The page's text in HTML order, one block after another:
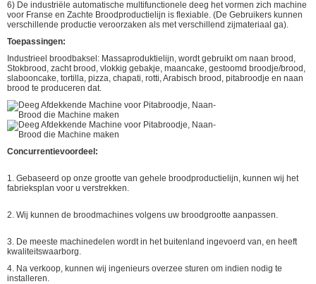
6) De industriële automatische multifunctionele deeg het vormen zich machine
voor Franse en Zachte Broodproductielijn is flexiable. (De Gebruikers kunnen
verschillende productie veroorzaken als met verschillend zijmateriaal ga).
Toepassingen:
Industrieel broodbaksel: Massaproduktielijn, wordt gebruikt om naan brood,
Stokbrood, zacht brood, vlokkig gebakje, maancake, gestoomd broodje/brood,
slabooncake, tortilla, pizza, chapati, rotti, Arabisch brood, pitabroodje en naan
brood te produceren dat.
Concurrentievoordeel:
1. Gebaseerd op onze grootte van gehele broodproductielijn, kunnen wij het
fabrieksplan voor u verstrekken.
2. Wij kunnen de broodmachines volgens uw broodgrootte aanpassen.
3. De meeste machinedelen wordt in het buitenland ingevoerd van, en heeft
kwaliteitswaarborg.
4. Na verkoop, kunnen wij ingenieurs overzee sturen om indien nodig te
installeren.